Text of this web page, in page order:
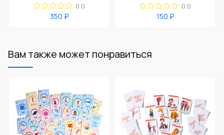
0.0
350 ₽
0.0
150 ₽
Вам также может понравиться